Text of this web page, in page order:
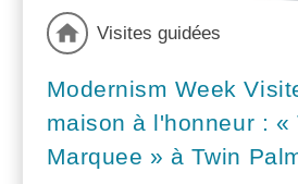
Visites guidées
Modernism Week
maison à l'honneur : «
Marquee » à Twin